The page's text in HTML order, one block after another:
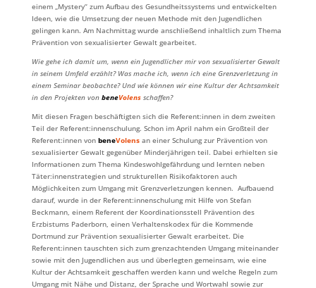
einem „Mystery“ zum Aufbau des Gesundheitssystems und entwickelten
Ideen, wie die Umsetzung der neuen Methode mit den Jugendlichen
gelingen kann. Am Nachmittag wurde anschließend inhaltlich zum Thema
Prävention von sexualisierter Gewalt gearbeitet.
Wie gehe ich damit um, wenn ein Jugendlicher mir von sexualisierter Gewalt
in seinem Umfeld erzählt? Was mache ich, wenn ich eine Grenzverletzung in
einem Seminar beobachte? Und wie können wir eine Kultur der Achtsamkeit
in den Projekten von beneVolensschaffen?
Mit diesen Fragen beschäftigten sich die Referent:innen in dem zweiten
Teil der Referent:innenschulung. Schon im April nahm ein Großteil der
Referent:innen von beneVolens an einer Schulung zur Prävention von
sexualisierter Gewalt gegenüber Minderjährigen teil. Dabei erhielten sie
Informationen zum Thema Kindeswohlgefährdung und lernten neben
Täter:innenstrategien und strukturellen Risikofaktoren auch
Möglichkeiten zum Umgang mit Grenzverletzungen kennen. Aufbauend
darauf, wurde in der Referent:innenschulung mit Hilfe von Stefan
Beckmann, einem Referent der Koordinationsstell Prävention des
Erzbistums Paderborn, einen Verhaltenskodex für die Kommende
Dortmund zur Prävention sexualisierter Gewalt erarbeitet. Die
Referent:innen tauschten sich zum grenzachtenden Umgang miteinander
sowie mit den Jugendlichen aus und überlegten gemeinsam, wie eine
Kultur der Achtsamkeit geschaffen werden kann und welche Regeln zum
Umgang mit Nähe und Distanz, der Sprache und Wortwahl sowie zur